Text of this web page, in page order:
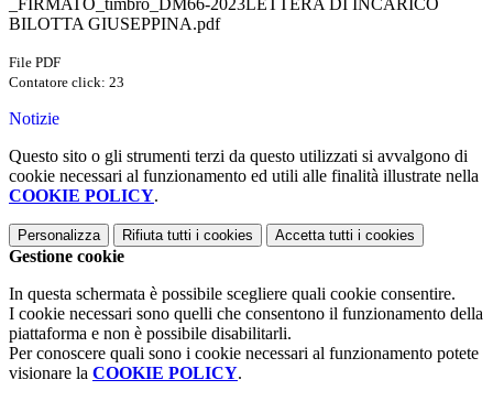
_FIRMATO_timbro_DM66-2023LETTERA DI INCARICO
BILOTTA GIUSEPPINA.pdf
File PDF
Contatore click: 23
Notizie
Questo sito o gli strumenti terzi da questo utilizzati si avvalgono di
cookie necessari al funzionamento ed utili alle finalità illustrate nella
COOKIE POLICY.
Personalizza Rifiuta tutti i cookies Accetta tutti i cookies
Gestione cookie
In questa schermata è possibile scegliere quali cookie consentire.
I cookie necessari sono quelli che consentono il funzionamento della
piattaforma e non è possibile disabilitarli.
Per conoscere quali sono i cookie necessari al funzionamento potete
visionare la COOKIE POLICY.